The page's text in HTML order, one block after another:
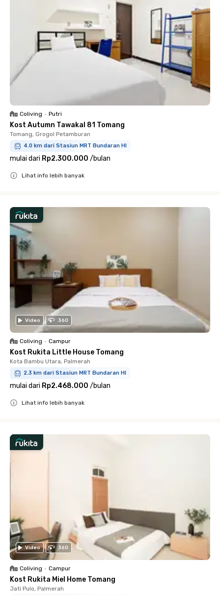
Coliving • Putri
Kost Autumn Tawakal 81 Tomang
Tomang, Grogol Petamburan
4.0 km dari Stasiun MRT Bundaran HI
mulai dari Rp2.300.000 /bulan
Lihat info lebih banyak
Video 360
Coliving • Campur
Kost Rukita Little House Tomang
Kota Bambu Utara, Palmerah
2.3 km dari Stasiun MRT Bundaran HI
mulai dari Rp2.468.000 /bulan
Lihat info lebih banyak
Video 360
Coliving • Campur
Kost Rukita Miel Home Tomang
Jati Pulo, Palmerah